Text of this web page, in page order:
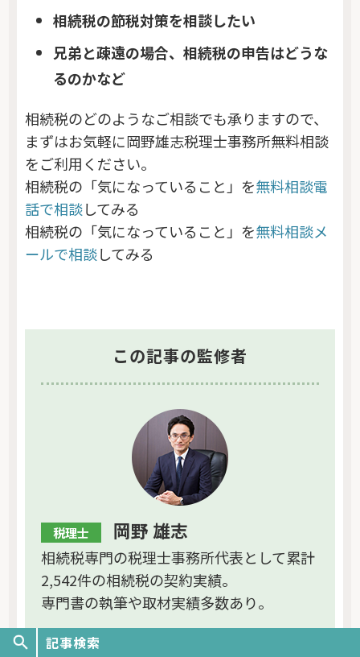
相続税の節税対策を相談したい
兄弟と疎遠の場合、相続税の申告はどうな
るのかなど
相続税のどのようなご相談でも承りますので、
まずはお気軽に岡野雄志税理士事務所無料相談
をご利用ください。
相続税の「気になっていること」を無料相談電
話で相談してみる
相続税の「気になっていること」を無料相談メ
ールで相談してみる
この記事の監修者
税理士 岡野 雄志
相続税専門の税理士事務所代表として累計
2,542件の相続税の契約実績。
専門書の執筆や取材実績多数あり。